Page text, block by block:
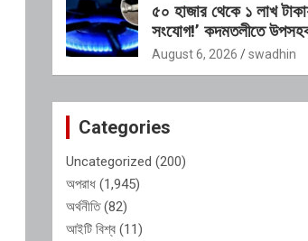
৫০ হাজার থেকে ১ লাখ
সংযোগ!’ কদমতলীতে
ছত্রছায়ার অভিযোগ
August 6, 2026 swadhin
Categories
Uncategorized (200)
অপরাধ (1,945)
অর্থনীতি(82)
আইটি বিশ্ব (11)